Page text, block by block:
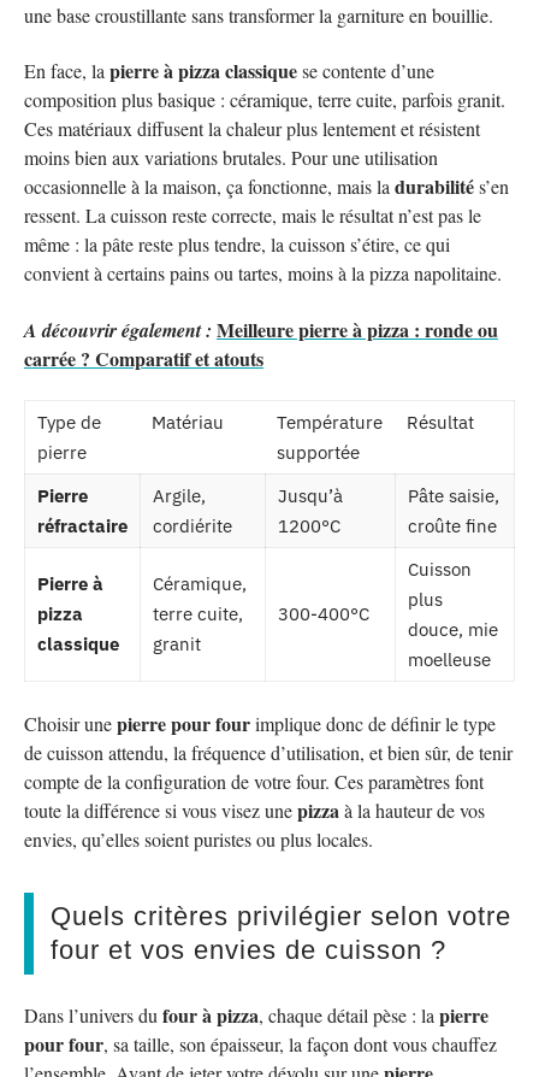
une base croustillante sans transformer la garniture en bouillie.
En face, la pierre à pizza classiquese contente d’une
composition plus basique : céramique, terre cuite, parfois granit.
Ces matériaux diffusent la chaleur plus lentement et résistent
moins bien aux variations brutales. Pour une utilisation
occasionnelle à la maison, ça fonctionne, mais la durabilités’en
ressent. La cuisson reste correcte, mais le résultat n’est pas le
même : la pâte reste plus tendre, la cuisson s’étire, ce qui
convient à certains pains ou tartes, moins à la pizza napolitaine.
A découvrir également : Meilleure pierre à pizza : ronde ou
carrée ? Comparatif et atouts
Type de
pierre
Matériau
Température
supportée
Résultat
Pierre
réfractaire
Argile,
cordiérite
Jusqu’à
1200°C
Pâte saisie,
croûte fine
Pierre à
pizza
classique
Céramique,
terre cuite,
granit
300-400°C
Cuisson
plus
douce, mie
moelleuse
Choisir unepierre pour fourimplique donc de définir le type
de cuisson attendu, la fréquence d’utilisation, et bien sûr, de tenir
compte de la configuration de votre four. Ces paramètres font
toute la différence si vous visez unepizza à la hauteur de vos
envies, qu’elles soient puristes ou plus locales.
Quels critères privilégier selon votre
four et vos envies de cuisson ?
Dans l’univers du four à pizza, chaque détail pèse : la pierre
pour four, sa taille, son épaisseur, la façon dont vous chauffez